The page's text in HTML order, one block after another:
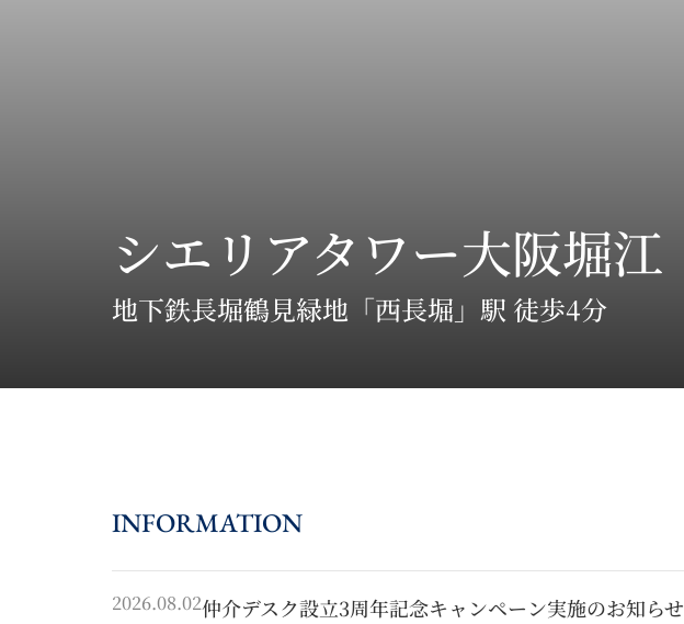
シエリアタワー大阪堀江
地下鉄長堀鶴見緑地「西長堀」駅 徒歩4分
INFORMATION
2026.08.02仲介デスク設立3周年記念キャンペーン実施のお知らせ